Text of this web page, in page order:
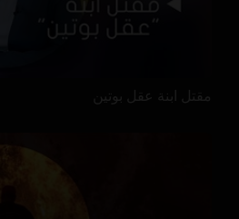
مقتل ابنة عقل بوتين